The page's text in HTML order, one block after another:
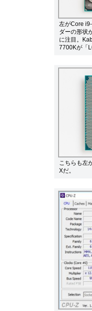
左がCore
ダーの形状
に注目。
7700Kが「
こちらも左
Xだ。